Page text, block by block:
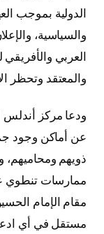
الدولية بموجب
والسياسية،
العربي
والمعتقد وتحظر
ودعا مركز
عن أماكن وجود
ذويهم
ممارسات تنطوي
مقام الإمام
مستقل في أي